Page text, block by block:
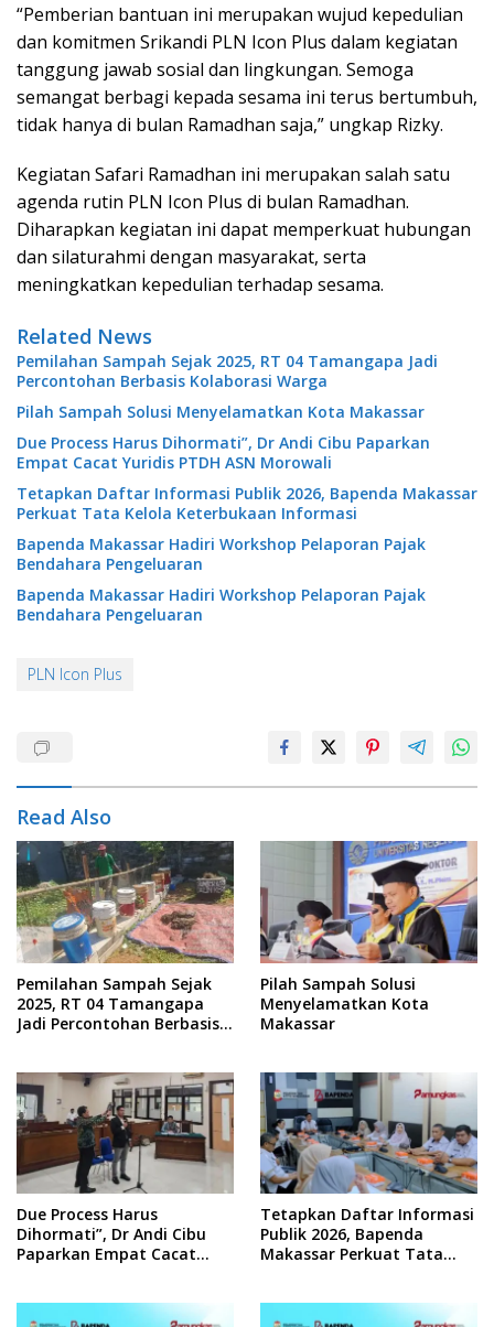
“Pemberian bantuan ini merupakan wujud kepedulian
dan komitmen Srikandi PLN Icon Plus dalam kegiatan
tanggung jawab sosial dan lingkungan. Semoga
semangat berbagi kepada sesama ini terus bertumbuh,
tidak hanya di bulan Ramadhan saja,” ungkap Rizky.
Kegiatan Safari Ramadhan ini merupakan salah satu
agenda rutin PLN Icon Plus di bulan Ramadhan.
Diharapkan kegiatan ini dapat memperkuat hubungan
dan silaturahmi dengan masyarakat, serta
meningkatkan kepedulian terhadap sesama.
Related News
Pemilahan Sampah Sejak 2025, RT 04 Tamangapa Jadi
Percontohan Berbasis Kolaborasi Warga
Pilah Sampah Solusi Menyelamatkan Kota Makassar
Due Process Harus Dihormati”, Dr Andi Cibu Paparkan
Empat Cacat Yuridis PTDH ASN Morowali
Tetapkan Daftar Informasi Publik 2026, Bapenda Makassar
Perkuat Tata Kelola Keterbukaan Informasi
Bapenda Makassar Hadiri Workshop Pelaporan Pajak
Bendahara Pengeluaran
Bapenda Makassar Hadiri Workshop Pelaporan Pajak
Bendahara Pengeluaran
PLN Icon Plus
Read Also
Pemilahan Sampah Sejak
2025, RT 04 Tamangapa
Jadi Percontohan Berbasis
Pilah Sampah Solusi
Menyelamatkan Kota
Makassar
Due Process Harus
Dihormati”, Dr Andi Cibu
Paparkan Empat Cacat
Tetapkan Daftar Informasi
Publik 2026, Bapenda
Makassar Perkuat Tata